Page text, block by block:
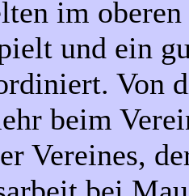
im
und ein
Von
beim
Vereines,